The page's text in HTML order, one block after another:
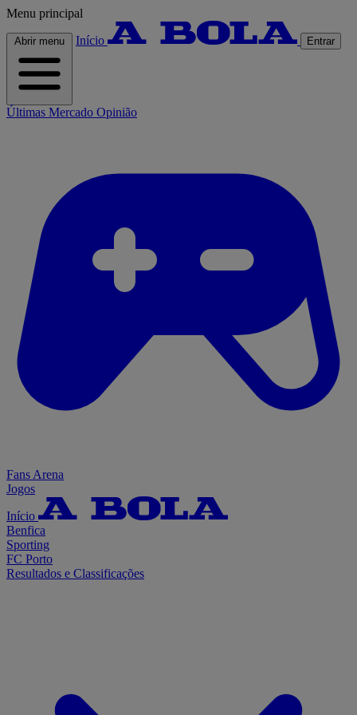
Menu principal
Abrir menu Início Entrar
Últimas Mercado Opinião
Fans Arena
Jogos
Início
Benfica
Sporting
FC Porto
Resultados e Classificações